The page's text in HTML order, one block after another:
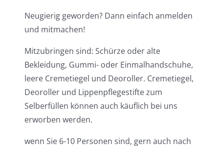
Neugierig geworden? Dann einfach anmelden
und mitmachen!
Mitzubringen sind: Schürze oder alte
Bekleidung, Gummi- oder Einmalhandschuhe,
leere Cremetiegel und Deoroller. Cremetiegel,
Deoroller und Lippenpflegestifte zum
Selberfüllen können auch käuflich bei uns
erworben werden.
wenn Sie 6-10 Personen sind, gern auch nach